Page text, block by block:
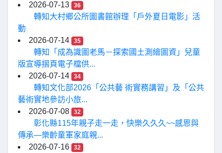
2026-07-13
36
轉知大村鄉公所圖書館辦理「戶外夏日電影」活
動
2026-07-14
35
轉知「成為識圖老馬－探索國土測繪圖資」兒童
版宣導摺頁電子檔供...
2026-07-14
34
轉知文化部2026「公共藝 術實務講習」及「公共
藝術實地參訪小旅...
2026-07-08
32
彰化縣115年親子走一走，快樂久久久~~感恩與
傳承—樂齡童軍家庭親...
2026-07-16
32